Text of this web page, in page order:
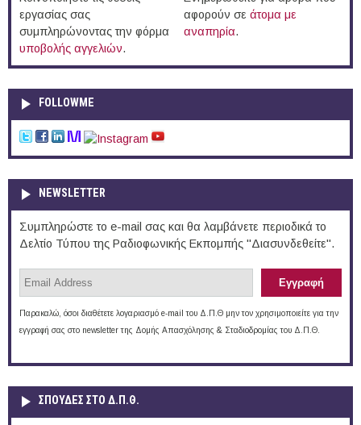
εργασίας σας
συμπληρώνοντας την φόρμα
υποβολής αγγελιών.
αφορούν σε άτομα με
αναπηρία.
FOLLOWME
NEWSLETTER
Συμπληρώστε το e-mail σας και θα λαμβάνετε περιοδικά το
Δελτίο Τύπου της Ραδιοφωνικής Εκπομπής "Διασυνδεθείτε".
Παρακαλώ, όσοι διαθέτετε λογαριασμό e-mail του Δ.Π.Θ μην τον χρησιμοποιείτε για την
εγγραφή σας στο newsletter της Δομής Απασχόλησης & Σταδιοδρομίας του Δ.Π.Θ.
ΣΠΟΥΔΈΣ ΣΤΟ Δ.Π.Θ.